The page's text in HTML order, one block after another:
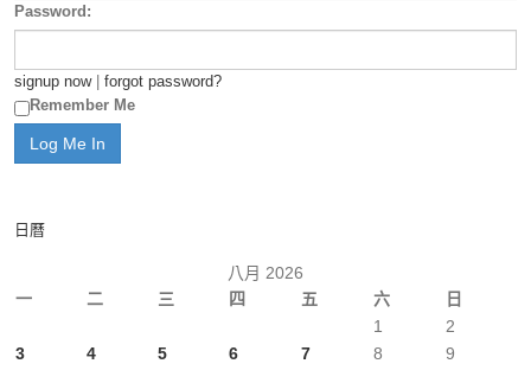
Password:
signup now| forgot password?
Remember Me
日曆
八月 2026
一
二 三 四 五 六 日
1
2
3
4 5 6 7 8
9